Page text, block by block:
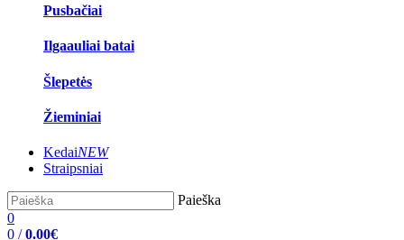
Pusbačiai
Ilgaauliai batai
Šlepetės
Žieminiai
KedaiNEW
Straipsniai
Paieška
0
0 / 0.00€